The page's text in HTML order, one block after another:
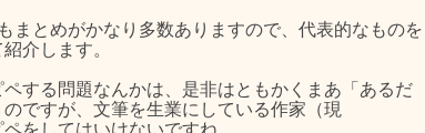
まとめがかなり多数ありますので、代表的なものを
介します。
する問題なんかは、是非はともかくまあ「あるだ
ですが、文筆を生業にしている作家（現
をしてはいけないですね。